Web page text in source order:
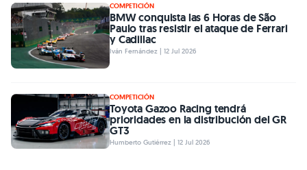
COMPETICIÓN
BMW conquista las 6 Horas de São
Paulo tras resistir el ataque de Ferrari
y Cadillac
Iván Fernández | 12 Jul 2026
COMPETICIÓN
Toyota Gazoo Racing tendrá
prioridades en la distribución del GR
GT3
Humberto Gutiérrez | 12 Jul 2026